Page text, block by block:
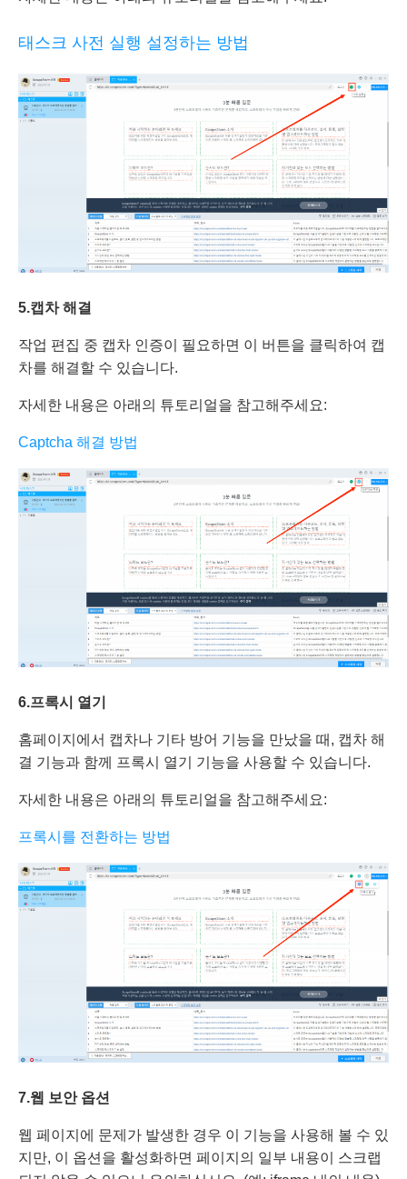
태스크 사전 실행 설정하는 방법
5.캡차 해결
작업 편집 중 캡차 인증이 필요하면 이 버튼을 클릭하여 캡
차를 해결할 수 있습니다.
자세한 내용은 아래의 튜토리얼을 참고해주세요:
Captcha 해결 방법
6.프록시 열기
홈페이지에서 캡차나 기타 방어 기능을 만났을 때, 캡차 해
결 기능과 함께 프록시 열기 기능을 사용할 수 있습니다.
자세한 내용은 아래의 튜토리얼을 참고해주세요:
프록시를 전환하는 방법
7.웹 보안 옵션
웹 페이지에 문제가 발생한 경우 이 기능을 사용해 볼 수 있
지만, 이 옵션을 활성화하면 페이지의 일부 내용이 스크랩